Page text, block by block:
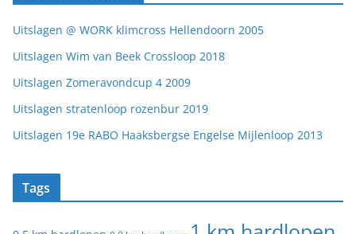
Uitslagen @ WORK klimcross Hellendoorn 2005
Uitslagen Wim van Beek Crossloop 2018
Uitslagen Zomeravondcup 4 2009
Uitslagen stratenloop rozenbur 2019
Uitslagen 19e RABO Haaksbergse Engelse Mijlenloop 2013
Tags